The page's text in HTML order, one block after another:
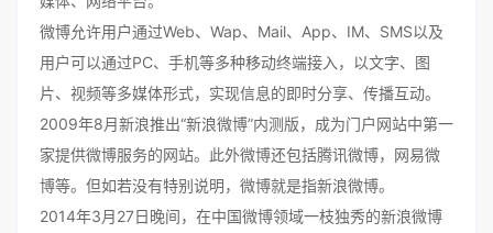
微博允许用户通过Web、Wap、Mail、App、IM、SMS以及
用户可以通过PC、手机等多种移动终端接入，以文字、图
片、视频等多媒体形式，实现信息的即时分享、传播互动。
2009年8月新浪推出“新浪微博”内测版，成为门户网站中第一
家提供微博服务的网站。此外微博还包括腾讯微博，网易微
博等。但如若没有特别说明，微博就是指新浪微博。
2014年3月27日晚间，在中国微博领域一枝独秀的新浪微博